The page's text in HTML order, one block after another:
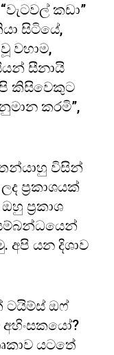
කඩා”
සිටියේ,
වහාම,
සීනායි
කිසිවෙකුට
කරමි”,
විසින්
ප්‍රකාශයක්
ප්‍රකාශ
අපි යන දිශාව
ටයිම්ස් ඔෆ්
අහිංසකයෝ?
යටතේ